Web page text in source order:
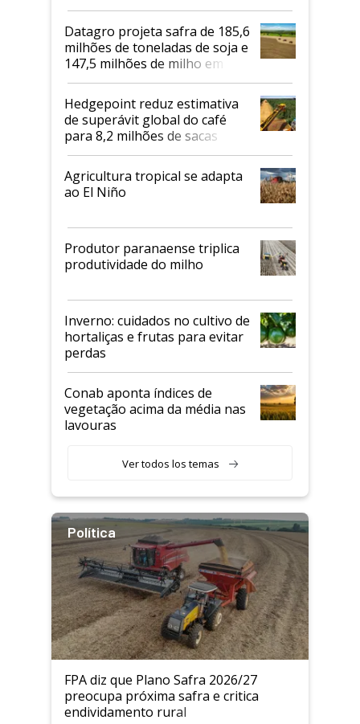
biodiesel em 2026
Datagro projeta safra de 185,6
milhões de toneladas de soja e
147,5 milhões de milho em
2026/27
Hedgepoint reduz estimativa
de superávit global do café
para 8,2 milhões de sacas
Agricultura tropical se adapta
ao El Niño
Produtor paranaense triplica
produtividade do milho
Inverno: cuidados no cultivo de
hortaliças e frutas para evitar
perdas
Conab aponta índices de
vegetação acima da média nas
lavouras
Ver todos los temas
Política
FPA diz que Plano Safra 2026/27
preocupa próxima safra e critica
endividamento rural